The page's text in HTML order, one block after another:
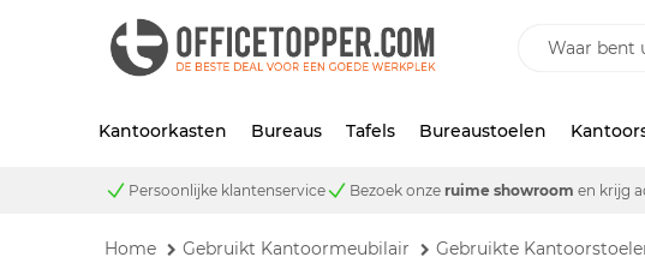
Kantoorkasten Bureaus Tafels Bureaustoelen
Persoonlijke klantenservice Bezoek onze ruime showroom en krijg
Home Gebruikt Kantoormeubilair Gebruikte